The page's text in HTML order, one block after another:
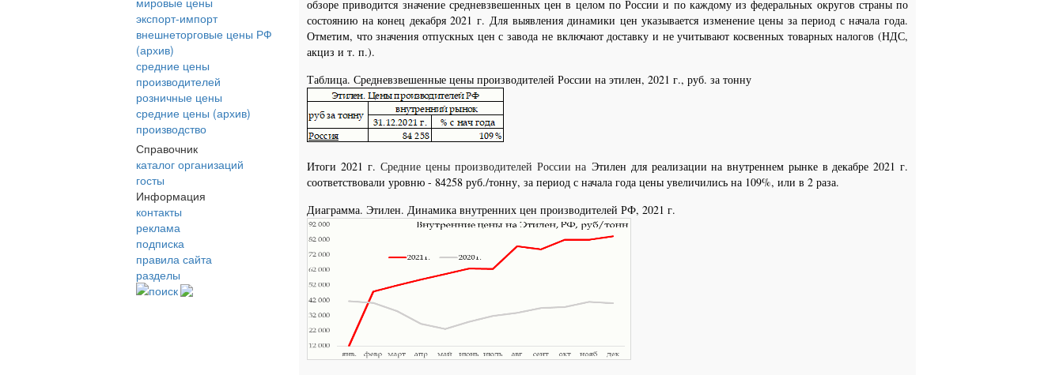
экспорт-импорт
внешнеторговые цены РФ
(архив)
средние цены
производителей
розничные цены
средние цены (архив)
производство
Справочник
каталог организаций
госты
Информация
контакты
реклама
подписка
правила сайта
разделы
поиск
обзоре приводится значение средневзвешенных цен в целом по России и по каждому из федеральных округов страны по
состоянию на конец декабря 2021 г.Для выявления динамики цен указывается изменение цены за период с начала года.
Отметим, что значения отпускных цен с завода не включают доставку и не учитывают косвенных товарных налогов (НДС,
акциз и т. п.).
Таблица. Средневзвешенные цены производителей России на этилен, 2021 г., руб. за тонну
Итоги 2021 г.Средние цены производителей России наЭтилен для реализации на внутреннем рынке в декабре 2021 г.
соответствовали уровню - 84258 руб./тонну, за период с начала года цены увеличились на 109%, или в 2 раза.
Диаграмма. Этилен. Динамика внутренних цен производителей РФ, 2021 г.